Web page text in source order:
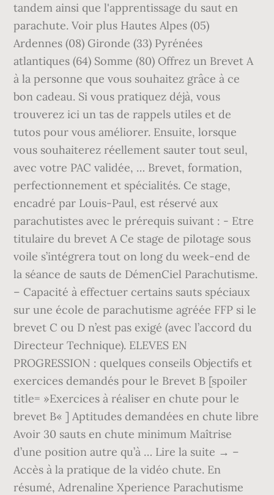
tandem ainsi que l'apprentissage du saut en
parachute. Voir plus Hautes Alpes (05)
Ardennes (08) Gironde (33) Pyrénées
atlantiques (64) Somme (80) Offrez un Brevet A
à la personne que vous souhaitez grâce à ce
bon cadeau. Si vous pratiquez déjà, vous
trouverez ici un tas de rappels utiles et de
tutos pour vous améliorer. Ensuite, lorsque
vous souhaiterez réellement sauter tout seul,
avec votre PAC validée, … Brevet, formation,
perfectionnement et spécialités. Ce stage,
encadré par Louis-Paul, est réservé aux
parachutistes avec le prérequis suivant : - Etre
titulaire du brevet A Ce stage de pilotage sous
voile s’intégrera tout on long du week-end de
la séance de sauts de DémenCiel Parachutisme.
– Capacité à effectuer certains sauts spéciaux
sur une école de parachutisme agréée FFP si le
brevet C ou D n’est pas exigé (avec l’accord du
Directeur Technique). ELEVES EN
PROGRESSION : quelques conseils Objectifs et
exercices demandés pour le Brevet B [spoiler
title= »Exercices à réaliser en chute pour le
brevet B« ] Aptitudes demandées en chute libre
Avoir 30 sauts en chute minimum Maîtrise
d’une position autre qu’à … Lire la suite → –
Accès à la pratique de la vidéo chute. En
résumé, Adrenaline Xperience Parachutisme